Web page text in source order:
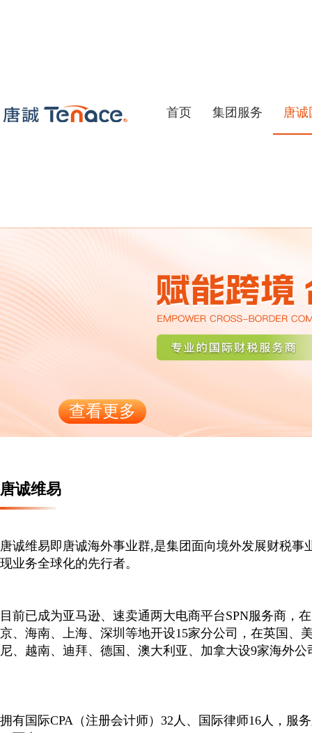
首页 集团服务 唐诚
查看更多
唐诚维易
唐诚维易即唐诚海外事业群,是集团面向境外发展财税事
现业务全球化的先行者。
目前已成为亚马逊、速卖通两大电商平台SPN服务商，
京、海南、上海、深圳等地开设15家分公司，在英国、
尼、越南、迪拜、德国、澳大利亚、加拿大设9家海外公
拥有国际CPA（注册会计师）32人、国际律师16人，服